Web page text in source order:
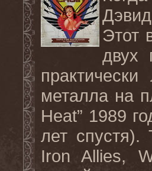
Этот
двух
металла на
Heat” 1989
лет спустя).
Iron Allies,